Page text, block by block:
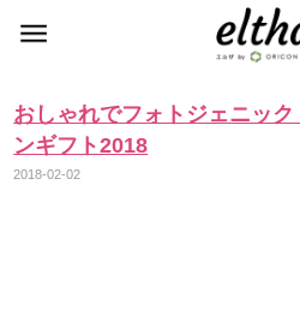
おしゃれでフォトジェニッ
ンギフト2018
2018-02-02